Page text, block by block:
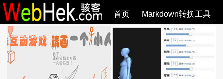
首页 Markdown转换工具
必观作品 SVG教程 SVG手册 全部文章